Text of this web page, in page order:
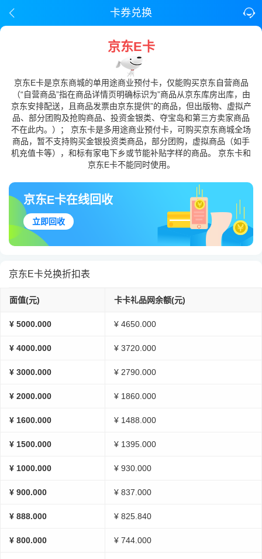
卡券兑换
京东E卡
京东E卡是京东商城的单用途商业预付卡，仅能购买京东自营商品
（“自营商品”指在商品详情页明确标识为”商品从京东库房出库，由
京东安排配送，且商品发票由京东提供”的商品，但出版物、虚拟产
品、部分团购及抢购商品、投资金银类、夺宝岛和第三方卖家商品
不在此内。）； 京东卡是多用途商业预付卡，可购买京东商城全场
商品，暂不支持购买金银投资类商品，部分团购，虚拟商品（如手
机充值卡等），和标有家电下乡或节能补贴字样的商品。 京东卡和
京东E卡不能同时使用。
京东E卡在线回收
立即回收
京东E卡兑换折扣表
面值(元) 卡卡礼品网余额(元)
¥ 5000.000 ¥ 4650.000
¥ 4000.000 ¥ 3720.000
¥ 3000.000 ¥ 2790.000
¥ 2000.000 ¥ 1860.000
¥ 1600.000 ¥ 1488.000
¥ 1500.000 ¥ 1395.000
¥ 1000.000 ¥ 930.000
¥ 900.000 ¥ 837.000
¥ 888.000 ¥ 825.840
¥ 800.000 ¥ 744.000